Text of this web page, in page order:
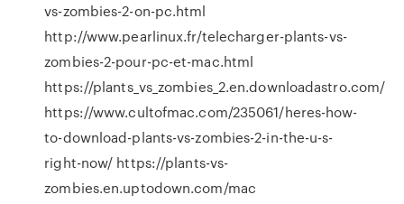
vs-zombies-2-on-pc.html
http://www.pearlinux.fr/telecharger-plants-vs-
zombies-2-pour-pc-et-mac.html
https://plants_vs_zombies_2.en.downloadastro.com/
https://www.cultofmac.com/235061/heres-how-
to-download-plants-vs-zombies-2-in-the-u-s-
right-now/ https://plants-vs-
zombies.en.uptodown.com/mac